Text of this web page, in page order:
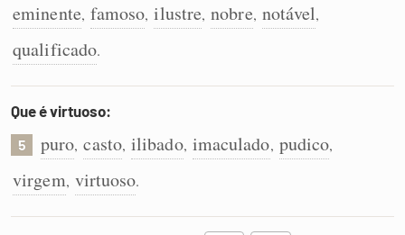
eminente, famoso, ilustre, nobre, notável,
qualificado.
Que é virtuoso:
5 puro, casto, ilibado, imaculado, pudico,
virgem, virtuoso.